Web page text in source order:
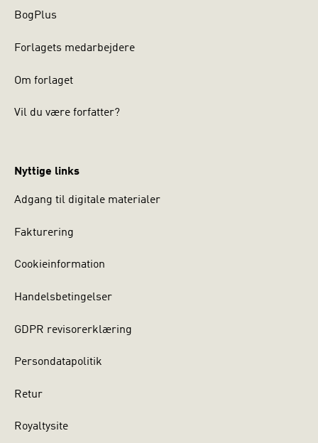
BogPlus
Forlagets medarbejdere
Om forlaget
Vil du være forfatter?
Nyttige links
Adgang til digitale materialer
Fakturering
Cookieinformation
Handelsbetingelser
GDPR revisorerklæring
Persondatapolitik
Retur
Royaltysite